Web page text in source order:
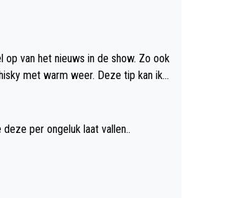
van het nieuws in de show. Zo ook
met warm weer. Deze tip kan ik
per ongeluk laat vallen..